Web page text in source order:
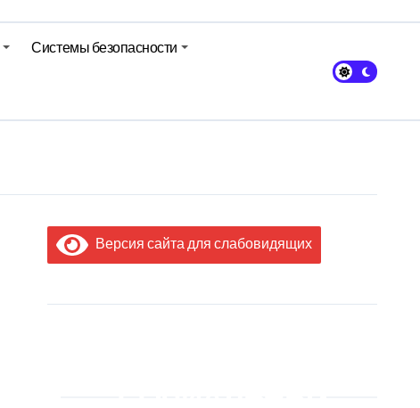
Системы безопасности
Версия сайта для слабовидящих